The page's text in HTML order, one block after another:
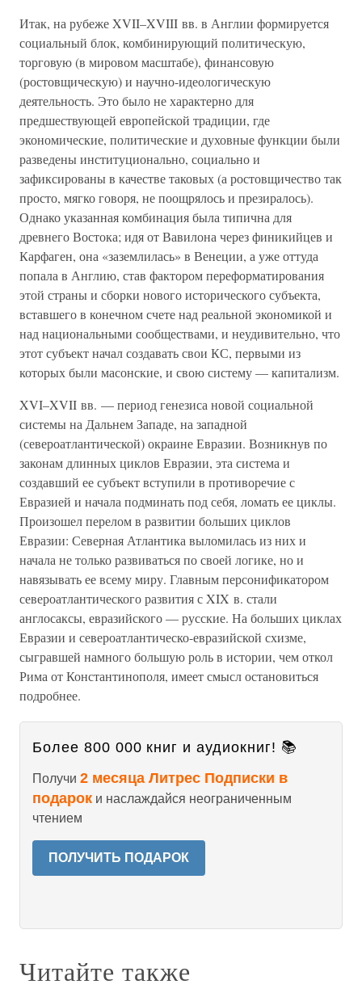
Итак, на рубеже XVII–XVIII вв. в Англии формируется
социальный блок, комбинирующий политическую,
торговую (в мировом масштабе), финансовую
(ростовщическую) и научно-идеологическую
деятельность. Это было не характерно для
предшествующей европейской традиции, где
экономические, политические и духовные функции были
разведены институционально, социально и
зафиксированы в качестве таковых (а ростовщичество так
просто, мягко говоря, не поощрялось и презиралось).
Однако указанная комбинация была типична для
древнего Востока; идя от Вавилона через финикийцев и
Карфаген, она «заземлилась» в Венеции, а уже оттуда
попала в Англию, став фактором переформатирования
этой страны и сборки нового исторического субъекта,
вставшего в конечном счете над реальной экономикой и
над национальными сообществами, и неудивительно, что
этот субъект начал создавать свои КС, первыми из
которых были масонские, и свою систему — капитализм.
XVI–XVII вв. — период генезиса новой социальной
системы на Дальнем Западе, на западной
(североатлантической) окраине Евразии. Возникнув по
законам длинных циклов Евразии, эта система и
создавший ее субъект вступили в противоречие с
Евразией и начала подминать под себя, ломать ее циклы.
Произошел перелом в развитии больших циклов
Евразии: Северная Атлантика выломилась из них и
начала не только развиваться по своей логике, но и
навязывать ее всему миру. Главным персонификатором
североатлантического развития с XIX в. стали
англосаксы, евразийского — русские. На больших циклах
Евразии и североатлантическо-евразийской схизме,
сыгравшей намного большую роль в истории, чем откол
Рима от Константинополя, имеет смысл остановиться
подробнее.
Более 800 000 книг и аудиокниг! 📚
Получи 2 месяца Литрес Подписки в
подарок и наслаждайся неограниченным
чтением
ПОЛУЧИТЬ ПОДАРОК
Читайте также